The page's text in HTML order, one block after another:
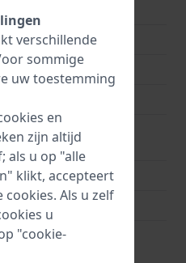
Zwart
Geen
75 mm
115 mm
Bandpennen
Ja
verschillende
sommige
uw toestemming
en
zijn altijd
als u op "alle
klikt, accepteert
Als u zelf
u
"cookie-